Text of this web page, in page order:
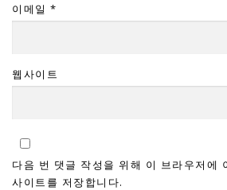
이메일 *
웹사이트
다음 번 댓글 작성을 위해 이 브라우저에
사이트를 저장합니다.